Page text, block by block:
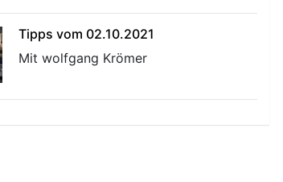
Tipps vom 02.10.2021
Mit wolfgang Krömer